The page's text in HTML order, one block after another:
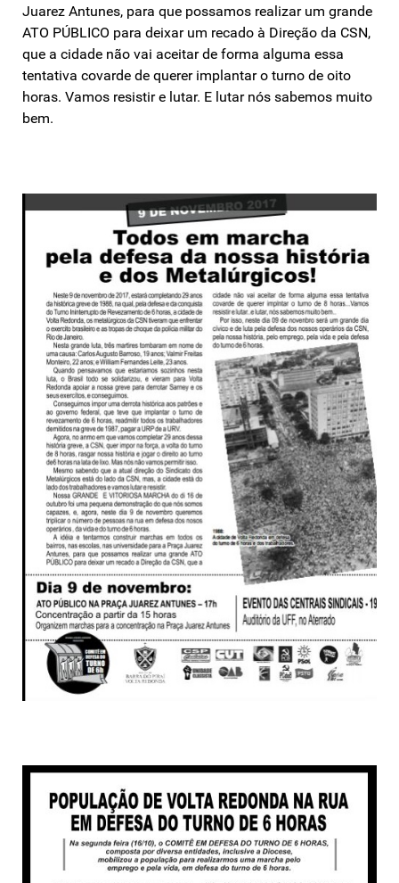
Juarez Antunes, para que possamos realizar um grande
ATO PÚBLICO para deixar um recado à Direção da CSN,
que a cidade não vai aceitar de forma alguma essa
tentativa covarde de querer implantar o turno de oito
horas. Vamos resistir e lutar. E lutar nós sabemos muito
bem.